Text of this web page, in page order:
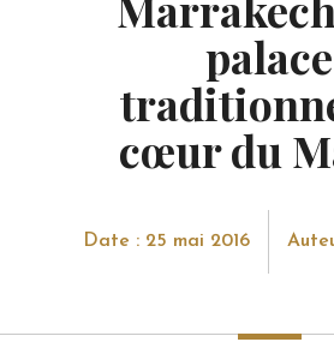
palace
cœur du
Date : 25 mai 2016